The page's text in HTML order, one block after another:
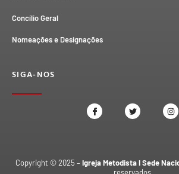
Concílio Geral
Nomeações e Designações
SIGA-NOS
Copyright © 2025 –Igreja Metodista I Sede